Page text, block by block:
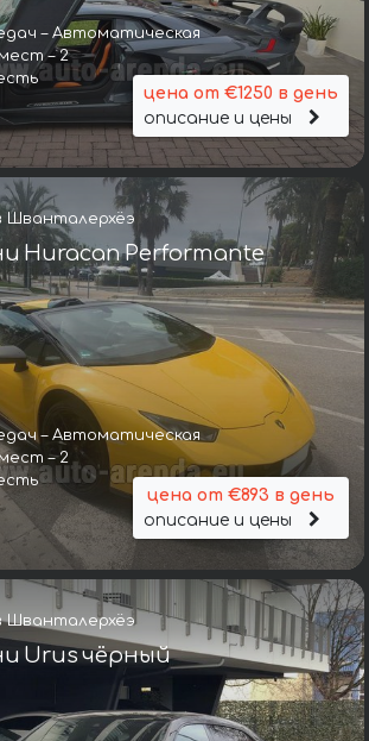
– Автоматическая
– 2
цена от €1250 в день
описание и цены
Шванталерхёэ
Huracan Performante
– Автоматическая
– 2
цена от €893 в день
описание и цены
Шванталерхёэ
Urus чёрный